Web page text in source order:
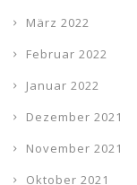
März 2022
Februar 2022
Januar 2022
Dezember 2021
November 2021
Oktober 2021